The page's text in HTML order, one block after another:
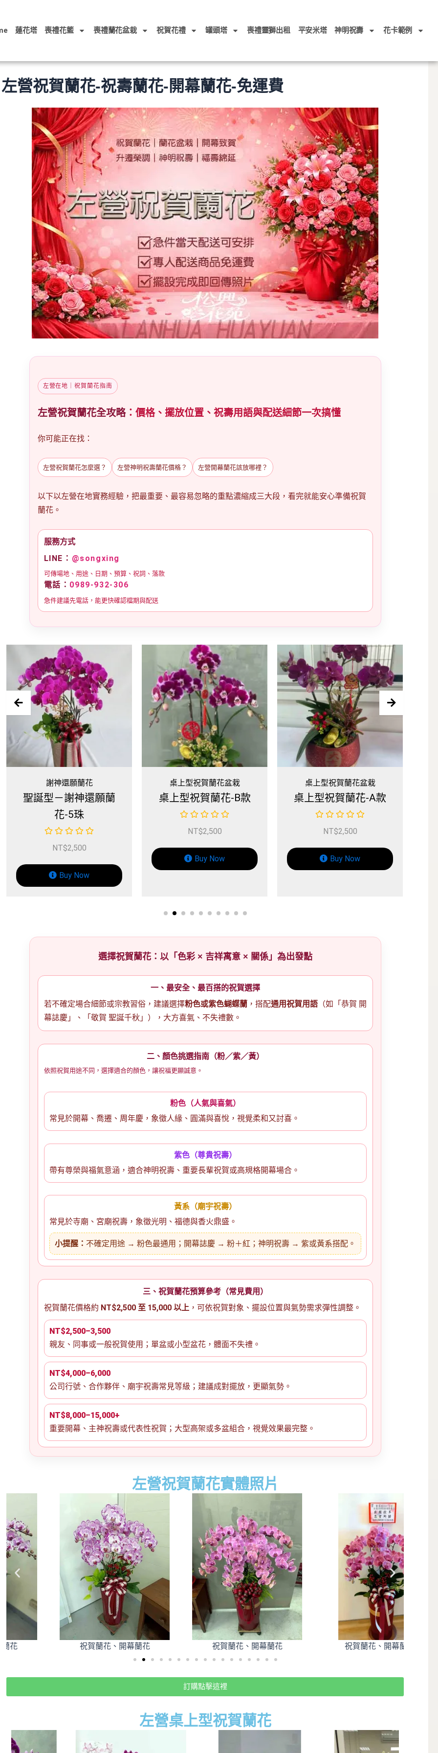
蓮花塔 喪禮花籃 喪禮蘭花盆栽 祝賀花禮 罐頭塔 喪禮靈獅出租 平安米塔 神明祝壽 花卡範例
左營祝賀蘭花-祝壽蘭花-開幕蘭花-免運費
左營在地｜祝賀蘭花指南
左營祝賀蘭花全攻略：價格、擺放位置、祝壽用語與配送細節一次搞懂
你可能正在找：
左營祝賀蘭花怎麼選？ 左營神明祝壽蘭花價格？ 左營開幕蘭花該放哪裡？
以下以左營在地實務經驗，把最重要、最容易忽略的重點濃縮成三大段，看完就能安心準備祝賀
蘭花。
服務方式
LINE： @songxing
可傳場地、用途、日期、預算、祝詞、落款
電話： 0989-932-306
急件建議先電話，能更快確認檔期與配送
桌上型祝賀蘭花盆栽
桌上型祝賀蘭花-B款
NT$2,500
桌上型祝賀蘭花盆栽
桌上型祝賀蘭花-A款
NT$2,500
Buy Now
神明桌上型蘭花盆栽
神明桌上型祝壽蘭花-B
款
NT$2,500
選擇祝賀蘭花：以「色彩 × 吉祥寓意 × 關係」為出發點
一、最安全、最百搭的祝賀選擇
若不確定場合細節或宗教習俗，建議選擇粉色或紫色蝴蝶蘭，搭配通用祝賀用語（如「恭賀 開
幕誌慶」、「敬賀 聖誕千秋」），大方喜氣、不失禮數。
二、顏色挑選指南（粉／紫／黃）
依照祝賀用途不同，選擇適合的顏色，讓祝福更顯誠意。
粉色（人氣與喜氣）
常見於開幕、喬遷、周年慶，象徵人緣、圓滿與喜悅，視覺柔和又討喜。
紫色（尊貴祝壽）
帶有尊榮與福氣意涵，適合神明祝壽、重要長輩祝賀或高規格開幕場合。
黃系（廟宇祝壽）
常見於寺廟、宮廟祝壽，象徵光明、福德與香火鼎盛。
小提醒： 不確定用途 → 粉色最通用；開幕誌慶 → 粉＋紅；神明祝壽 → 紫或黃系搭配。
三、祝賀蘭花預算參考（常見費用）
祝賀蘭花價格約 NT$2,500 至 15,000 以上，可依祝賀對象、擺設位置與氣勢需求彈性調整。
NT$2,500–3,500
親友、同事或一般祝賀使用；單盆或小型盆花，體面不失禮。
NT$4,000–6,000
公司行號、合作夥伴、廟宇祝壽常見等級；建議成對擺放，更顯氣勢。
NT$8,000–15,000+
重要開幕、主神祝壽或代表性祝賀；大型高架或多盆組合，視覺效果最完整。
左營祝賀蘭花實體照片
祝賀蘭花、開幕蘭花 祝賀蘭花、開幕蘭花 祝賀蘭花、開幕蘭花
訂購點擊這裡
左營桌上型祝賀蘭花